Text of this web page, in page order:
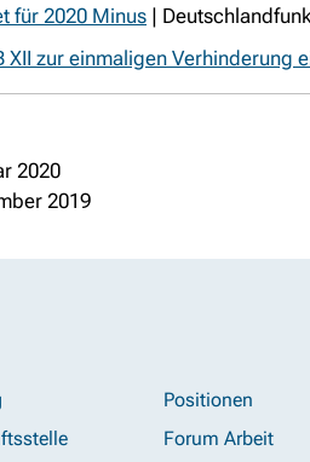
für 2020 Minus |
zur einmaligen Verhinderung
2020
2019
Positionen
Forum Arbeit